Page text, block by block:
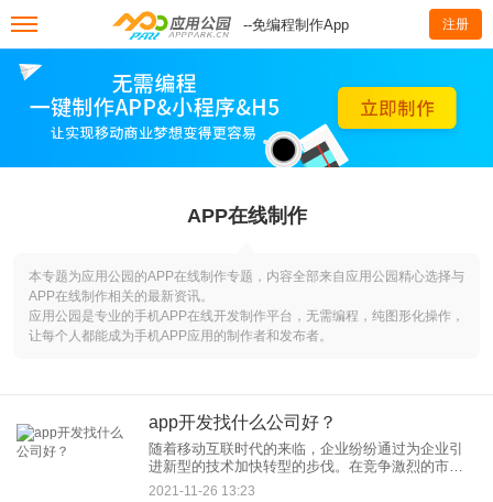
--免编程制作App 注册
APP在线制作
本专题为应用公园的APP在线制作专题，内容全部来自应用公园精心选择与
APP在线制作相关的最新资讯。
应用公园是专业的手机APP在线开发制作平台，无需编程，纯图形化操作，
让每个人都能成为手机APP应用的制作者和发布者。
app开发找什么公司好？
随着移动互联时代的来临，企业纷纷通过为企业引
进新型的技术加快转型的步伐。在竞争激烈的市场
环境中，企业家意识应该通过开发专属的应用增强
2021-11-26 13:23